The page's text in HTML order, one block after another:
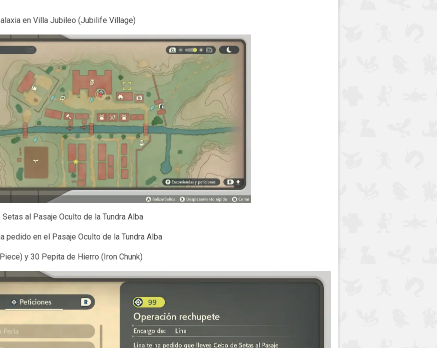
en Villa Jubileo (Jubilife Village)
al Pasaje Oculto de la Tundra Alba
pedido en el Pasaje Oculto de la Tundra Alba
y 30 Pepita de Hierro (Iron Chunk)